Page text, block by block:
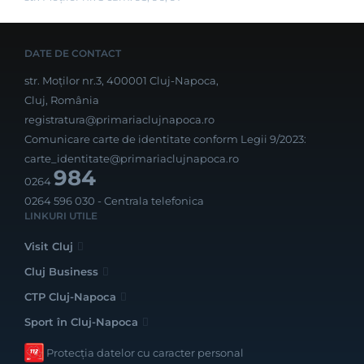
DATE DE CONTACT
str. Moților nr.3, 400001 Cluj-Napoca,
Cluj, România
registratura@primariaclujnapoca.ro
Comunicare carte de identitate conform Legii 9/2023:
carte_identitate@primariaclujnapoca.ro
0264984
0264 596 030 - Centrala telefonica
LINKURI UTILE
Visit Cluj
Cluj Business
CTP Cluj-Napoca
Sport în Cluj-Napoca
Protecția datelor cu caracter personal